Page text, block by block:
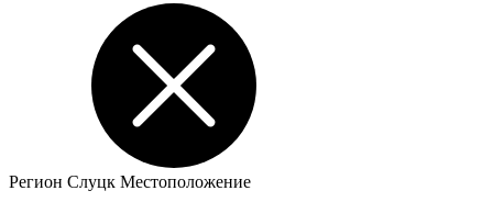
Регион Слуцк Местоположение